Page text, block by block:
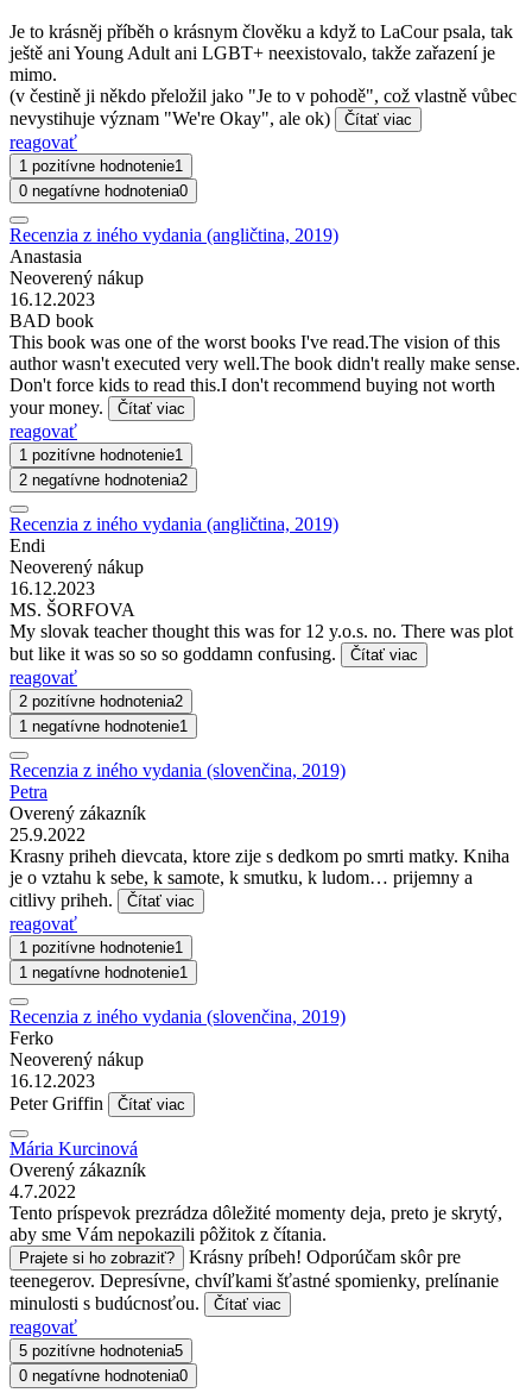
Je to krásněj příběh o krásnym člověku a když to LaCour psala, tak
ještě ani Young Adult ani LGBT+ neexistovalo, takže zařazení je
mimo.
(v čestině ji někdo přeložil jako "Je to v pohodě", což vlastně vůbec
nevystihuje význam "We're Okay", ale ok)
Čítať viac
reagovať
1 pozitívne hodnotenie1
0 negatívne hodnotenia0
Recenzia z iného vydania (angličtina, 2019)
Anastasia
Neoverený nákup
16.12.2023
BAD book
This book was one of the worst books I've read.The vision of this
author wasn't executed very well.The book didn't really make sense.
Don't force kids to read this.I don't recommend buying not worth
your money.
Čítať viac
reagovať
1 pozitívne hodnotenie1
2 negatívne hodnotenia2
Recenzia z iného vydania (angličtina, 2019)
Endi
Neoverený nákup
16.12.2023
MS. ŠORFOVA
My slovak teacher thought this was for 12 y.o.s. no. There was plot
but like it was so so so goddamn confusing.
Čítať viac
reagovať
2 pozitívne hodnotenia2
1 negatívne hodnotenie1
Recenzia z iného vydania (slovenčina, 2019)
Petra
Overený zákazník
25.9.2022
Krasny priheh dievcata, ktore zije s dedkom po smrti matky. Kniha
je o vztahu k sebe, k samote, k smutku, k ludom… prijemny a
citlivy priheh.
Čítať viac
reagovať
1 pozitívne hodnotenie1
1 negatívne hodnotenie1
Recenzia z iného vydania (slovenčina, 2019)
Ferko
Neoverený nákup
16.12.2023
Peter Griffin
Čítať viac
Mária Kurcinová
Overený zákazník
4.7.2022
Tento príspevok prezrádza dôležité momenty deja, preto je skrytý,
aby sme Vám nepokazili pôžitok z čítania.
Prajete si ho zobraziť?
Krásny príbeh! Odporúčam skôr pre
teenegerov. Depresívne, chvíľkami šťastné spomienky, prelínanie
minulosti s budúcnosťou.
Čítať viac
reagovať
5 pozitívne hodnotenia5
0 negatívne hodnotenia0